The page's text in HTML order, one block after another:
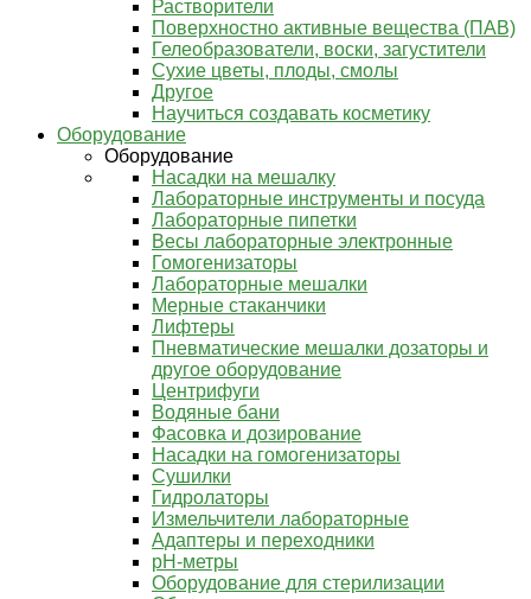
Растворители
Поверхностно активные вещества (ПАВ)
Гелеобразователи, воски, загустители
Сухие цветы, плоды, смолы
Другое
Научиться создавать косметику
Оборудование
Оборудование
Насадки на мешалку
Лабораторные инструменты и посуда
Лабораторные пипетки
Весы лабораторные электронные
Гомогенизаторы
Лабораторные мешалки
Мерные стаканчики
Лифтеры
Пневматические мешалки дозаторы и
другое оборудование
Центрифуги
Водяные бани
Фасовка и дозирование
Насадки на гомогенизаторы
Сушилки
Гидролаторы
Измельчители лабораторные
Адаптеры и переходники
pH-метры
Оборудование для стерилизации